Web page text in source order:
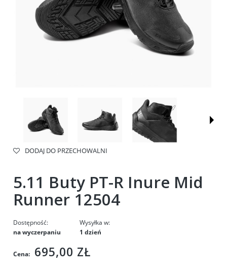
DODAJ DO PRZECHOWALNI
5.11 Buty PT-R Inure Mid
Runner 12504
Dostępność:
na wyczerpaniu
Wysyłka w:
1 dzień
Cena: 695,00 ZŁ